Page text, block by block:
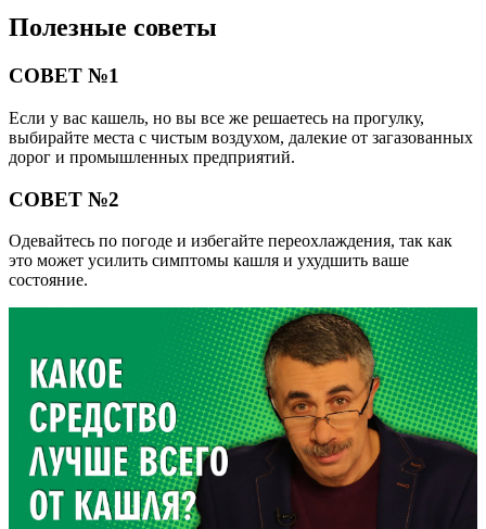
Полезные советы
СОВЕТ №1
Если у вас кашель, но вы все же решаетесь на прогулку,
выбирайте места с чистым воздухом, далекие от загазованных
дорог и промышленных предприятий.
СОВЕТ №2
Одевайтесь по погоде и избегайте переохлаждения, так как
это может усилить симптомы кашля и ухудшить ваше
состояние.